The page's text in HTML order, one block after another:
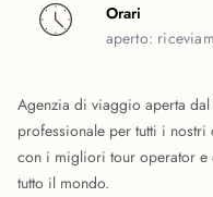
Orari
aperto:
Agenzia di viaggio aperta
professionale per tutti i
con i migliori tour operator e
tutto il mondo.